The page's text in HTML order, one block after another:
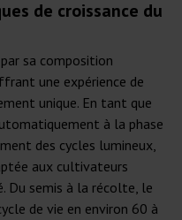
de croissance du
sa composition
une expérience de
unique. En tant que
à la phase
des cycles lumineux,
aux cultivateurs
Du semis à la récolte, le
de vie en environ 60 à